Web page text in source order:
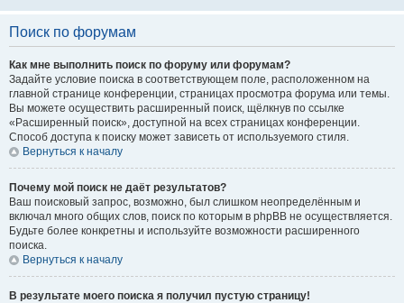
Поиск по форумам
Как мне выполнить поиск по форуму или форумам?
Задайте условие поиска в соответствующем поле, расположенном на
главной странице конференции, страницах просмотра форума или темы.
Вы можете осуществить расширенный поиск, щёлкнув по ссылке
«Расширенный поиск», доступной на всех страницах конференции.
Способ доступа к поиску может зависеть от используемого стиля.
Вернуться к началу
Почему мой поиск не даёт результатов?
Ваш поисковый запрос, возможно, был слишком неопределённым и
включал много общих слов, поиск по которым в phpBB не осуществляется.
Будьте более конкретны и используйте возможности расширенного
поиска.
Вернуться к началу
В результате моего поиска я получил пустую страницу!